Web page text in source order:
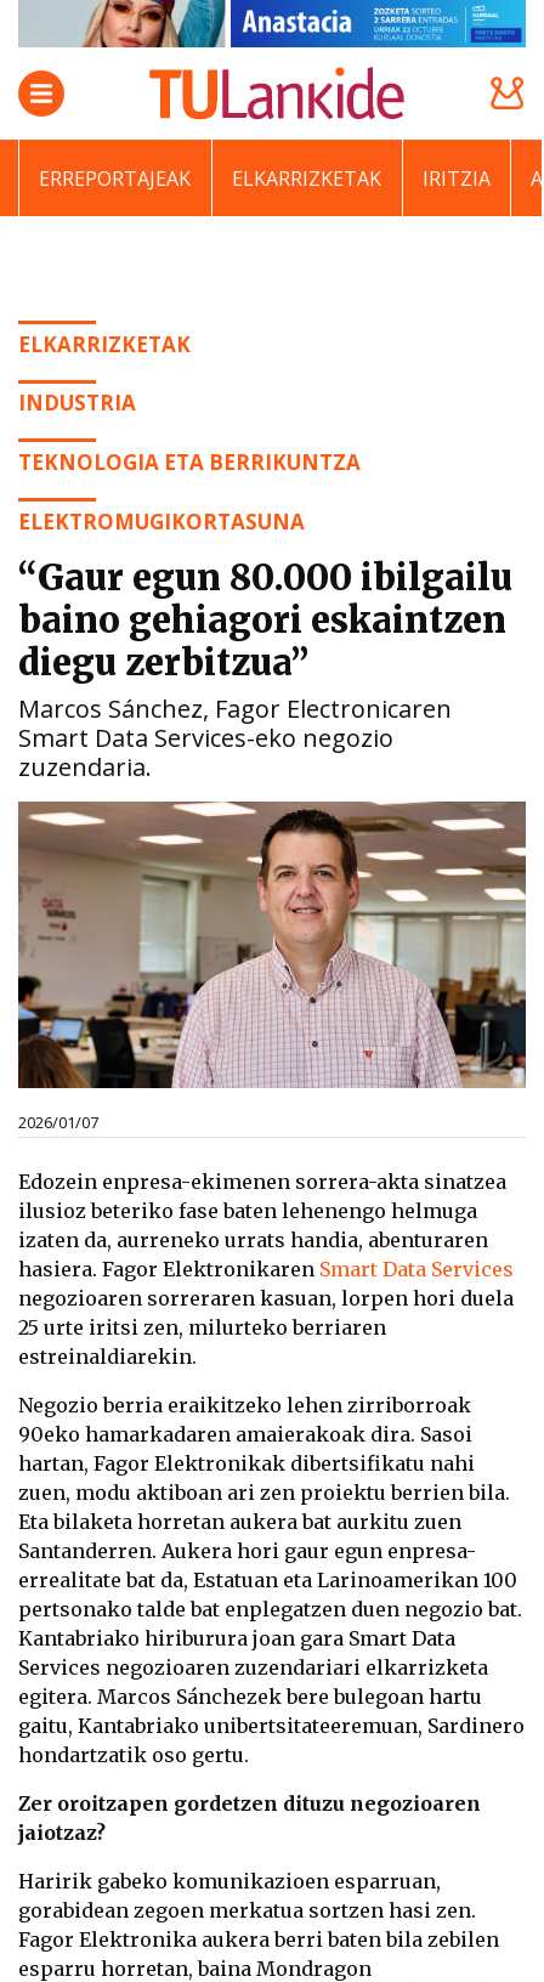
ERREPORTAJEAK ELKARRIZKETAK IRITZIA
ELKARRIZKETAK
INDUSTRIA
TEKNOLOGIA ETA BERRIKUNTZA
ELEKTROMUGIKORTASUNA
“Gaur egun 80.000 ibilgailu
baino gehiagori eskaintzen
diegu zerbitzua”
Marcos Sánchez, Fagor Electronicaren
Smart Data Services-eko negozio
zuzendaria.
2026/01/07
Edozein enpresa-ekimenen sorrera-akta sinatzea
ilusioz beteriko fase baten lehenengo helmuga
izaten da, aurreneko urrats handia, abenturaren
hasiera. Fagor Elektronikaren Smart Data Services
negozioaren sorreraren kasuan, lorpen hori duela
25 urte iritsi zen, milurteko berriaren
estreinaldiarekin.
Negozio berria eraikitzeko lehen zirriborroak
90eko hamarkadaren amaierakoak dira. Sasoi
hartan, Fagor Elektronikak dibertsifikatu nahi
zuen, modu aktiboan ari zen proiektu berrien bila.
Eta bilaketa horretan aukera bat aurkitu zuen
Santanderren. Aukera hori gaur egun enpresa-
errealitate bat da, Estatuan eta Larinoamerikan 100
pertsonako talde bat enplegatzen duen negozio bat.
Kantabriako hiriburura joan gara Smart Data
Services negozioaren zuzendariari elkarrizketa
egitera. Marcos Sánchezek bere bulegoan hartu
gaitu, Kantabriako unibertsitateeremuan, Sardinero
hondartzatik oso gertu.
Zer oroitzapen gordetzen dituzu negozioaren
jaiotzaz?
Haririk gabeko komunikazioen esparruan,
gorabidean zegoen merkatua sortzen hasi zen.
Fagor Elektronika aukera berri baten bila zebilen
esparru horretan, baina Mondragon